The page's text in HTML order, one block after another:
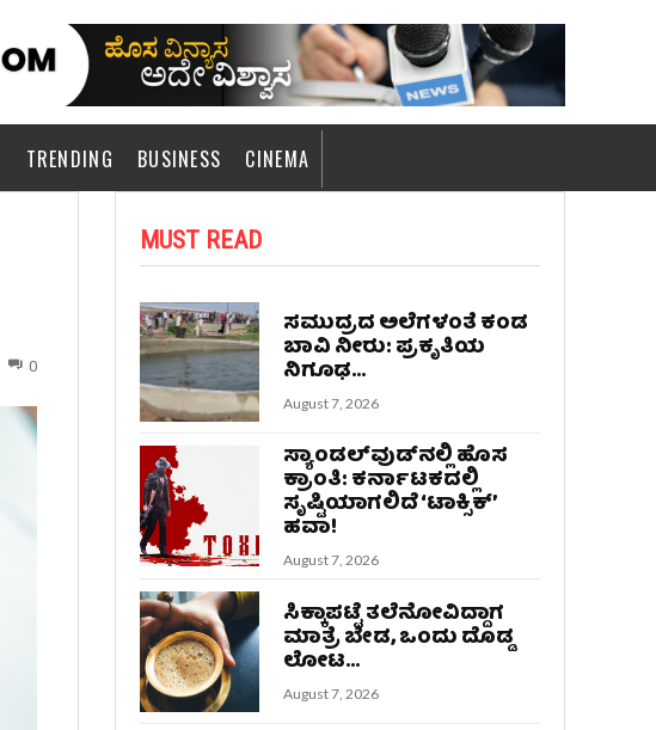
TRENDING BUSINESS CINEMA
0
MUST READ
ಸಮುದ್ರದ ಅಲೆಗಳಂತೆ ಕಂಡ
ಬಾವಿ ನೀರು: ಪ್ರಕೃತಿಯ
ನಿಗೂಢ...
August 7, 2026
ಸ್ಯಾಂಡಲ್‌ವುಡ್‌ನಲ್ಲಿ ಹೊಸ
ಕ್ರಾಂತಿ: ಕರ್ನಾಟಕದಲ್ಲಿ
ಸೃಷ್ಟಿಯಾಗಲಿದೆ ‘ಟಾಕ್ಸಿಕ್’
ಹವಾ!
August 7, 2026
ಸಿಕ್ಕಾಪಟ್ಟೆ ತಲೆನೋವಿದ್ದಾಗ
ಮಾತ್ರೆ ಬೇಡ, ಒಂದು ದೊಡ್ಡ
ಲೋಟ...
August 7, 2026